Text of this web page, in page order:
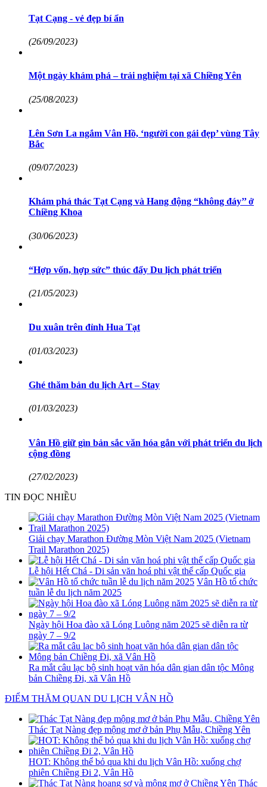
Tạt Cạng - vẻ đẹp bí ẩn
(26/09/2023)
Một ngày khám phá – trải nghiệm tại xã Chiềng Yên
(25/08/2023)
Lên Sơn La ngắm Vân Hồ, ‘người con gái đẹp’ vùng Tây
Bắc
(09/07/2023)
Khám phá thác Tạt Cạng và Hang động “không đáy’’ ở
Chiềng Khoa
(30/06/2023)
“Hợp vốn, hợp sức” thúc đẩy Du lịch phát triển
(21/05/2023)
Du xuân trên đỉnh Hua Tạt
(01/03/2023)
Ghé thăm bản du lịch Art – Stay
(01/03/2023)
Vân Hồ giữ gìn bản sắc văn hóa gắn với phát triển du lịch
cộng đồng
(27/02/2023)
TIN ĐỌC NHIỀU
Giải chạy Marathon Đường Mòn Việt Nam 2025 (Vietnam
Trail Marathon 2025)
Lễ hội Hết Chá - Di sản văn hoá phi vật thể cấp Quốc gia
Vân Hồ tổ chức
tuần lễ du lịch năm 2025
Ngày hội Hoa đào xã Lóng Luông năm 2025 sẽ diễn ra từ
ngày 7 – 9/2
Ra mắt câu lạc bộ sinh hoạt văn hóa dân gian dân tộc Mông
bản Chiềng Đi, xã Vân Hồ
ĐIỂM THĂM QUAN DU LỊCH VÂN HỒ
Thác Tạt Nàng đẹp mộng mơ ở bản Phụ Mẫu, Chiềng Yên
HOT: Không thể bỏ qua khi du lịch Vân Hồ: xuống chợ
phiên Chiềng Đi 2, Vân Hồ
Thác